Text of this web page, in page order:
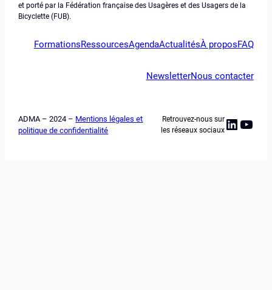
et porté par la Fédération française des Usagères et des Usagers de la
Bicyclette (FUB).
FormationsRessourcesAgendaActualitésÀ proposFAQ
NewsletterNous contacter
ADMA – 2024 – Mentions légales et
politique de confidentialité
Retrouvez-nous sur
les réseaux sociaux